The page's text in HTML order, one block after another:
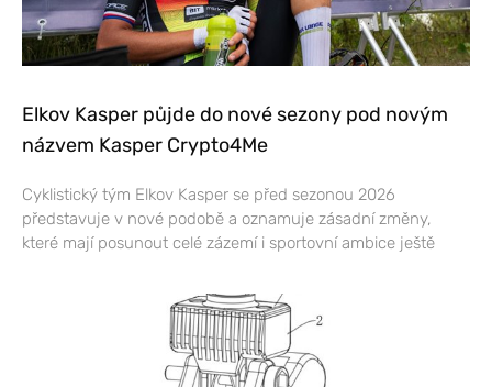
Elkov Kasper půjde do nové sezony pod novým
názvem Kasper Crypto4Me
Cyklistický tým Elkov Kasper se před sezonou 2026
představuje v nové podobě a oznamuje zásadní změny,
které mají posunout celé zázemí i sportovní ambice ještě